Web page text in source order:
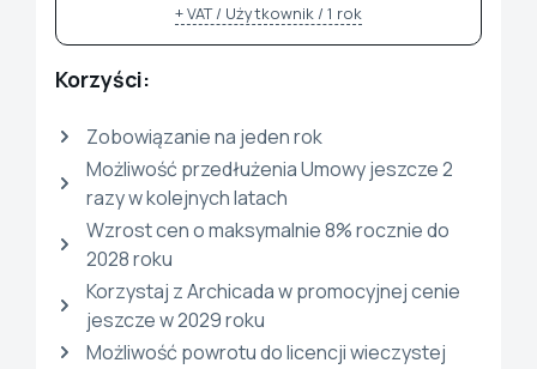
+ VAT / Użytkownik / 1 rok
Korzyści:
Zobowiązanie na jeden rok
Możliwość przedłużenia Umowy jeszcze 2
razy w kolejnych latach
Wzrost cen o maksymalnie 8% rocznie do
2028 roku
Korzystaj z Archicada w promocyjnej cenie
jeszcze w 2029 roku
Możliwość powrotu do licencji wieczystej